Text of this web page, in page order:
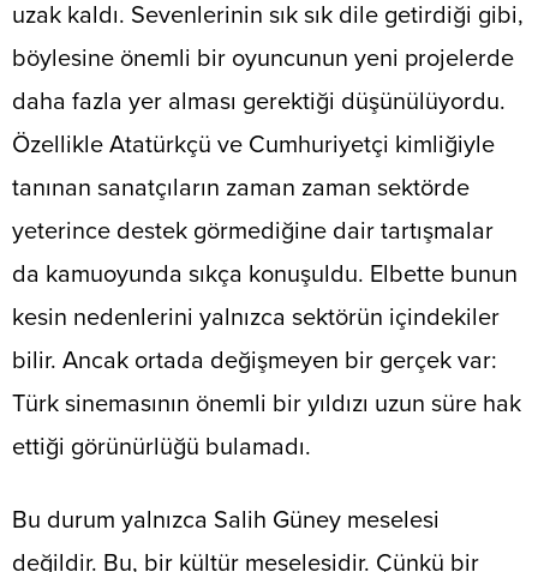
uzak kaldı. Sevenlerinin sık sık dile getirdiği gibi,
böylesine önemli bir oyuncunun yeni projelerde
daha fazla yer alması gerektiği düşünülüyordu.
Özellikle Atatürkçü ve Cumhuriyetçi kimliğiyle
tanınan sanatçıların zaman zaman sektörde
yeterince destek görmediğine dair tartışmalar
da kamuoyunda sıkça konuşuldu. Elbette bunun
kesin nedenlerini yalnızca sektörün içindekiler
bilir. Ancak ortada değişmeyen bir gerçek var:
Türk sinemasının önemli bir yıldızı uzun süre hak
ettiği görünürlüğü bulamadı.
Bu durum yalnızca Salih Güney meselesi
değildir. Bu, bir kültür meselesidir. Çünkü bir